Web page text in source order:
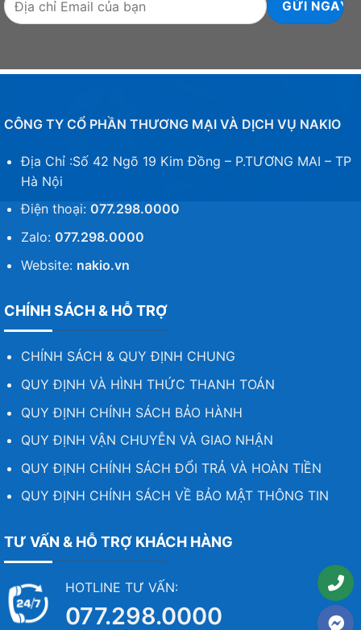
Thông tin của bạn được bảo mật
CÔNG TY CỔ PHẦN THƯƠNG MẠI VÀ DỊCH VỤ NAKIO
Địa Chỉ :Số 42 Ngõ 19 Kim Đồng – P.TƯƠNG MAI – TP
Hà Nội
Điện thoại: 077.298.0000
Zalo: 077.298.0000
Website: nakio.vn
CHÍNH SÁCH & HỖ TRỢ
CHÍNH SÁCH & QUY ĐỊNH CHUNG
QUY ĐỊNH VÀ HÌNH THỨC THANH TOÁN
QUY ĐỊNH CHÍNH SÁCH BẢO HÀNH
QUY ĐỊNH VẬN CHUYỄN VÀ GIAO NHẬN
QUY ĐỊNH CHÍNH SÁCH ĐỔI TRẢ VÀ HOÀN TIỀN
QUY ĐỊNH CHÍNH SÁCH VỀ BẢO MẬT THÔNG TIN
TƯ VẤN & HỖ TRỢ KHÁCH HÀNG
HOTLINE TƯ VẤN:
077.298.0000